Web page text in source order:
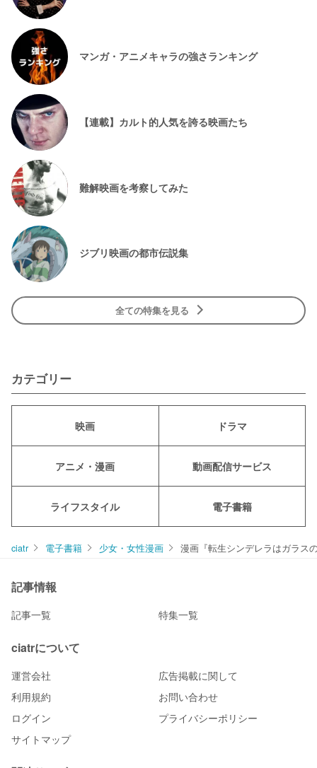
マンガ・アニメキャラの強さランキング
【連載】カルト的人気を誇る映画たち
難解映画を考察してみた
ジブリ映画の都市伝説集
全ての特集を見る
カテゴリー
映画 ドラマ
アニメ・漫画 動画配信サービス
ライフスタイル 電子書籍
ciatr 電子書籍 少女・女性漫画 漫画『転生シンデレラはガラス
記事情報
記事一覧 特集一覧
ciatrについて
運営会社
広告掲載に関して
利用規約
お問い合わせ
ログイン
プライバシーポリシー
サイトマップ